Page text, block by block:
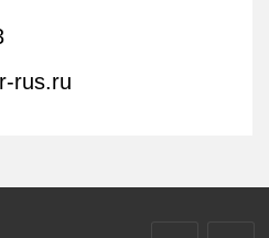
rus.ru